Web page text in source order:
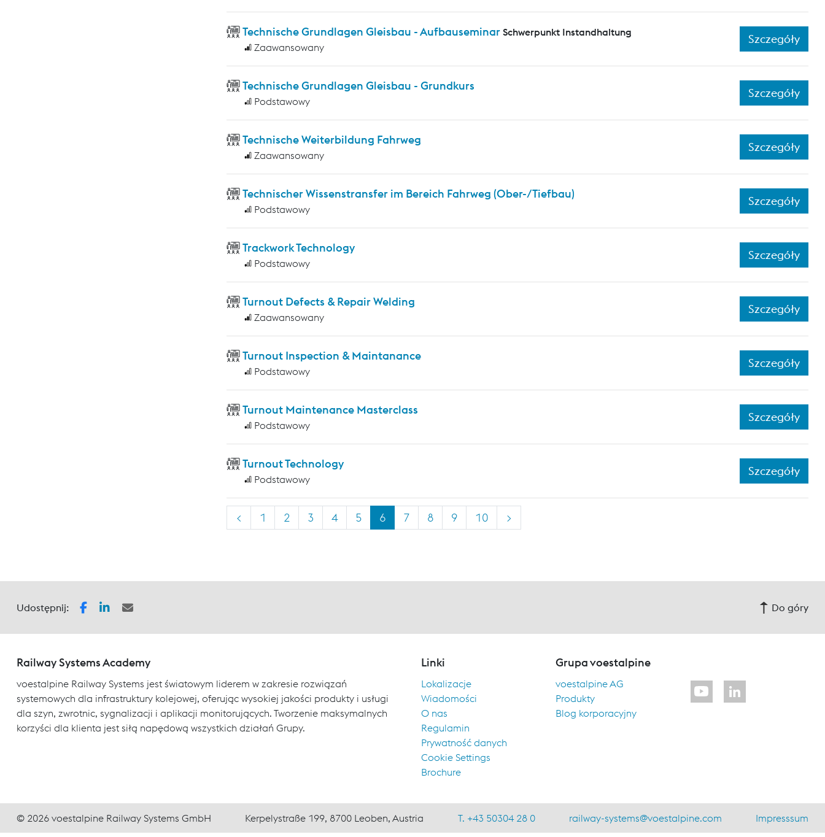
Technische Grundlagen Gleisbau - Aufbauseminar Schwerpunkt Instandhaltung
Zaawansowany
Szczegóły
Technische Grundlagen Gleisbau - Grundkurs
Podstawowy
Szczegóły
Technische Weiterbildung Fahrweg
Zaawansowany
Szczegóły
Technischer Wissenstransfer im Bereich Fahrweg (Ober-/Tiefbau)
Podstawowy
Szczegóły
Trackwork Technology
Podstawowy
Szczegóły
Turnout Defects & Repair Welding
Zaawansowany
Szczegóły
Turnout Inspection & Maintanance
Podstawowy
Szczegóły
Turnout Maintenance Masterclass
Podstawowy
Szczegóły
Turnout Technology
Podstawowy
Szczegóły
< 1 2 3 4 5 6 7 8 9 10 >
Udostępnij: Do góry
Railway Systems Academy
voestalpine Railway Systems jest światowym liderem w zakresie rozwiązań
systemowych dla infrastruktury kolejowej, oferując wysokiej jakości produkty i usługi
dla szyn, zwrotnic, sygnalizacji i aplikacji monitorujących. Tworzenie maksymalnych
korzyści dla klienta jest siłą napędową wszystkich działań Grupy.
Linki
Lokalizacje
Wiadomości
O nas
Regulamin
Prywatność danych
Cookie Settings
Brochure
Grupa voestalpine
voestalpine AG
Produkty
Blog korporacyjny
© 2026 voestalpine Railway Systems GmbH Kerpelystraße 199, 8700 Leoben, Austria T. +43 50304 28 0 railway-systems@voestalpine.com Impresssum